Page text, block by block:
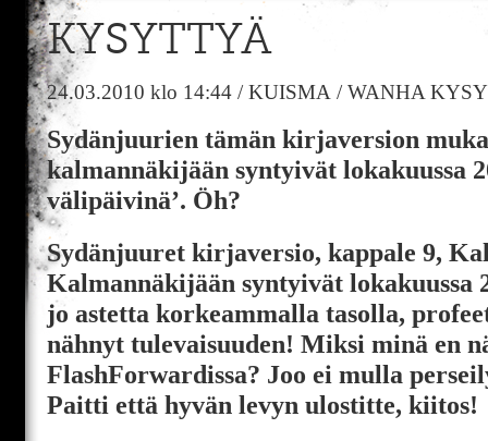
KYSYTTYÄ
24.03.2010 klo 14:44 /KUISMA /WANHA
Sydänjuurien tämän kirjaversion
kalmannäkijään syntyivät lokakuussa
välipäivinä’. Öh?
Sydänjuuret kirjaversio, kappale 9,
Kalmannäkijään syntyivät lokakuussa
jo astetta korkeammalla tasolla,
nähnyt tulevaisuuden! Miksi minä en
FlashForwardissa? Joo ei mulla
Paitti että hyvän levyn ulostitte, kiitos!